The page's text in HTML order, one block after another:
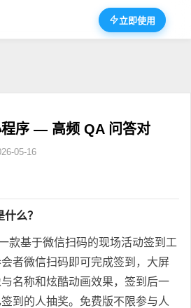
立即使用
序 — 高频 QA 问答对
05-16
么？
款基于微信扫码的现场活动签到工
者微信扫码即可完成签到，大屏
名称和炫酷动画效果，签到后一
到的人抽奖。免费版不限参与人